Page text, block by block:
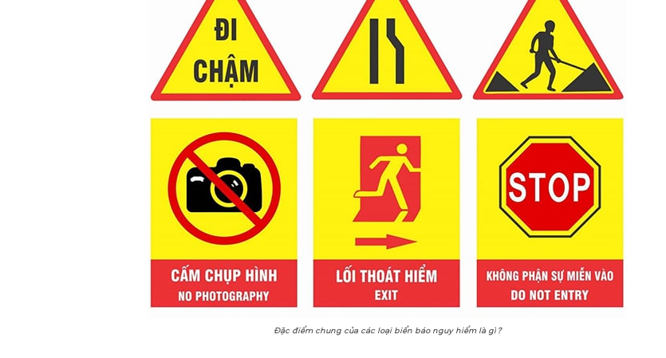
Đặc điểm chung của các loại biển báo nguy hiểm là gì?